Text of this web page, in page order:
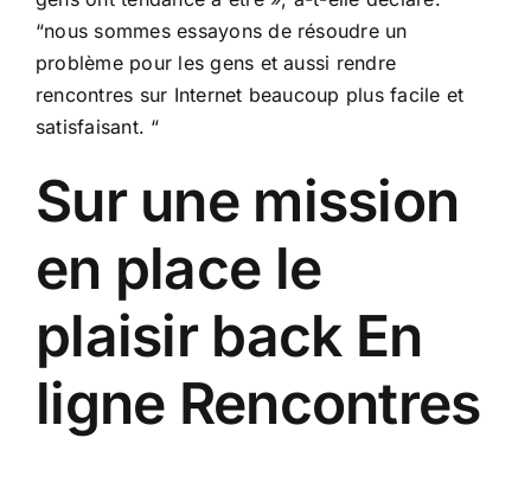
“nous sommes essayons de résoudre un
problème pour les gens et aussi rendre
rencontres sur Internet beaucoup plus facile et
satisfaisant. “
Sur une mission
en place le
plaisir back En
ligne Rencontres